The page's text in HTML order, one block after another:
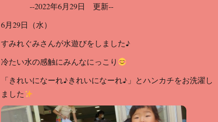
--2022年6月29日 更新--
6月29日（水）
すみれぐみさんが水遊びをしました♪
冷たい水の感触にみんなにっこり
「きれいになーれ♪きれいになーれ♪」とハンカチをお洗濯し
ました